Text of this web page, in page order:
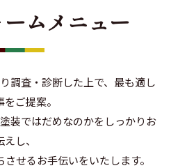
ムメニュー
調査・診断した上で、最も適し
をご提案。
装ではだめなのかをしっかりお
えし、
させるお手伝いをいたします。